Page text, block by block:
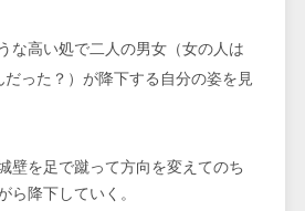
な高い処で二人の男女（女の人は
だった？）が降下する自分の姿を見
壁を足で蹴って方向を変えてのち
ら降下していく。